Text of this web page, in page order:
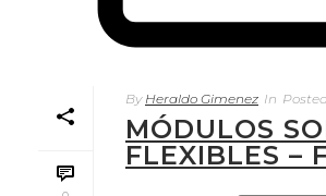
By Heraldo Gimenez In
MÓDULOS
FLEXIBLES –